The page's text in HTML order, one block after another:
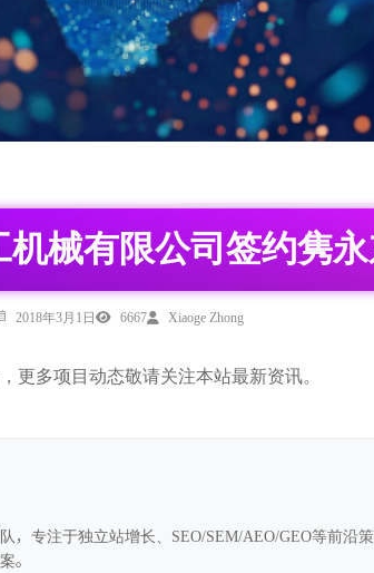
械有限公司签约隽
2018年3月1日 6667 Xiaoge Zhong
更多项目动态敬请关注本站最新资讯。
，专注于独立站增长、SEO/SEM/AEO/GEO等前沿
。